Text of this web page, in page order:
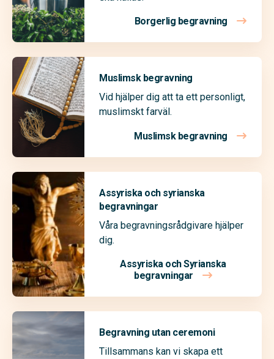
Borgerlig begravning
Muslimsk begravning
Vid hjälper dig att ta ett personligt,
muslimskt farväl.
Muslimsk begravning
Assyriska och syrianska
begravningar
Våra begravningsrådgivare hjälper
dig.
Assyriska och Syrianska
begravningar
Begravning utan ceremoni
Tillsammans kan vi skapa ett